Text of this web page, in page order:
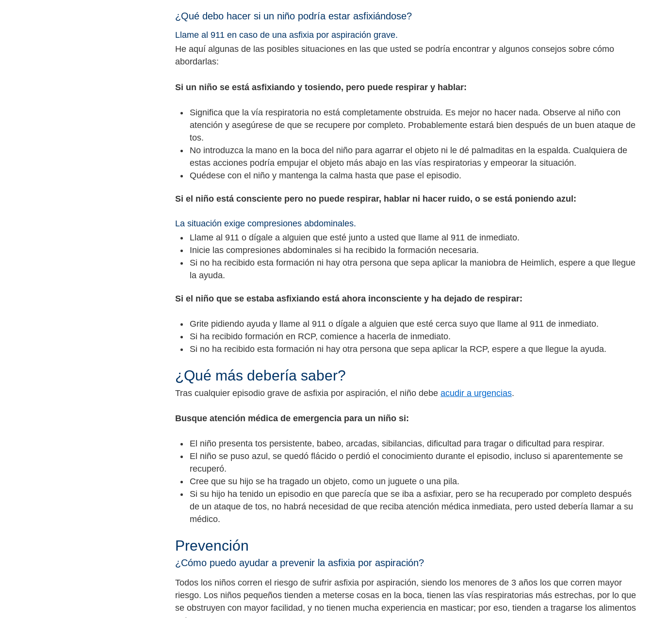
¿Qué debo hacer si un niño podría estar asfixiándose?
Llame al 911 en caso de una asfixia por aspiración grave.
He aquí algunas de las posibles situaciones en las que usted se podría encontrar y algunos consejos sobre cómo
abordarlas:
Si un niño se está asfixiando y tosiendo, pero puede respirar y hablar:
Significa que la vía respiratoria no está completamente obstruida. Es mejor no hacer nada. Observe al niño con
atención y asegúrese de que se recupere por completo. Probablemente estará bien después de un buen ataque de
tos.
No introduzca la mano en la boca del niño para agarrar el objeto ni le dé palmaditas en la espalda. Cualquiera de
estas acciones podría empujar el objeto más abajo en las vías respiratorias y empeorar la situación.
Quédese con el niño y mantenga la calma hasta que pase el episodio.
Si el niño está consciente pero no puede respirar, hablar ni hacer ruido, o se está poniendo azul:
La situación exige compresiones abdominales.
Llame al 911 o dígale a alguien que esté junto a usted que llame al 911 de inmediato.
Inicie las compresiones abdominales si ha recibido la formación necesaria.
Si no ha recibido esta formación ni hay otra persona que sepa aplicar la maniobra de Heimlich, espere a que llegue
la ayuda.
Si el niño que se estaba asfixiando está ahora inconsciente y ha dejado de respirar:
Grite pidiendo ayuda y llame al 911 o dígale a alguien que esté cerca suyo que llame al 911 de inmediato.
Si ha recibido formación en RCP, comience a hacerla de inmediato.
Si no ha recibido esta formación ni hay otra persona que sepa aplicar la RCP, espere a que llegue la ayuda.
¿Qué más debería saber?
Tras cualquier episodio grave de asfixia por aspiración, el niño debe acudir a urgencias.
Busque atención médica de emergencia para un niño si:
El niño presenta tos persistente, babeo, arcadas, sibilancias, dificultad para tragar o dificultad para respirar.
El niño se puso azul, se quedó flácido o perdió el conocimiento durante el episodio, incluso si aparentemente se
recuperó.
Cree que su hijo se ha tragado un objeto, como un juguete o una pila.
Si su hijo ha tenido un episodio en que parecía que se iba a asfixiar, pero se ha recuperado por completo después
de un ataque de tos, no habrá necesidad de que reciba atención médica inmediata, pero usted debería llamar a su
médico.
Prevención
¿Cómo puedo ayudar a prevenir la asfixia por aspiración?
Todos los niños corren el riesgo de sufrir asfixia por aspiración, siendo los menores de 3 años los que corren mayor
riesgo. Los niños pequeños tienden a meterse cosas en la boca, tienen las vías respiratorias más estrechas, por lo que
se obstruyen con mayor facilidad, y no tienen mucha experiencia en masticar; por eso, tienden a tragarse los alimentos